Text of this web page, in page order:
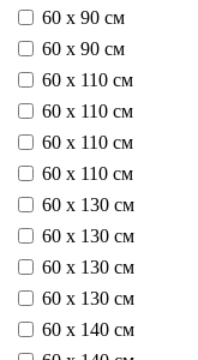
60 х 90 см
60 х 90 см
60 х 110 см
60 х 110 см
60 х 110 см
60 х 110 см
60 х 130 см
60 х 130 см
60 х 130 см
60 х 130 см
60 х 140 см